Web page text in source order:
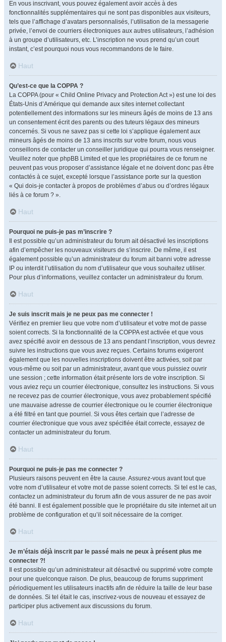
En vous inscrivant, vous pouvez également avoir accès à des
fonctionnalités supplémentaires qui ne sont pas disponibles aux visiteurs,
tels que l’affichage d’avatars personnalisés, l’utilisation de la messagerie
privée, l’envoi de courriers électroniques aux autres utilisateurs, l’adhésion
à un groupe d’utilisateurs, etc. L’inscription ne vous prend qu’un court
instant, c’est pourquoi nous vous recommandons de le faire.
Haut
Qu’est-ce que la COPPA ?
La COPPA (pour « Child Online Privacy and Protection Act ») est une loi des
États-Unis d’Amérique qui demande aux sites internet collectant
potentiellement des informations sur les mineurs âgés de moins de 13 ans
un consentement écrit des parents ou des tuteurs légaux des mineurs
concernés. Si vous ne savez pas si cette loi s’applique également aux
mineurs âgés de moins de 13 ans inscrits sur votre forum, nous vous
conseillons de contacter un conseiller juridique qui pourra vous renseigner.
Veuillez noter que phpBB Limited et que les propriétaires de ce forum ne
peuvent pas vous proposer d’assistance légale et ne doivent donc pas être
contactés à ce sujet, excepté lorsque l’assistance porte sur la question
« Qui dois-je contacter à propos de problèmes d’abus ou d’ordres légaux
liés à ce forum ? ».
Haut
Pourquoi ne puis-je pas m’inscrire ?
Il est possible qu’un administrateur du forum ait désactivé les inscriptions
afin d’empêcher les nouveaux visiteurs de s’inscrire. De même, il est
également possible qu’un administrateur du forum ait banni votre adresse
IP ou interdit l’utilisation du nom d’utilisateur que vous souhaitez utiliser.
Pour plus d’informations, veuillez contacter un administrateur du forum.
Haut
Je suis inscrit mais je ne peux pas me connecter !
Vérifiez en premier lieu que votre nom d’utilisateur et votre mot de passe
soient corrects. Si la fonctionnalité de la COPPA est activée et que vous
avez spécifié avoir en dessous de 13 ans pendant l’inscription, vous devrez
suivre les instructions que vous avez reçues. Certains forums exigeront
également que les nouvelles inscriptions doivent être activées, soit par
vous-même ou soit par un administrateur, avant que vous puissiez ouvrir
une session ; cette information était présente lors de votre inscription. Si
vous aviez reçu un courrier électronique, consultez les instructions. Si vous
ne recevez pas de courrier électronique, vous avez probablement spécifié
une mauvaise adresse de courrier électronique ou le courrier électronique
a été filtré en tant que pourriel. Si vous êtes certain que l’adresse de
courrier électronique que vous avez spécifiée était correcte, essayez de
contacter un administrateur du forum.
Haut
Pourquoi ne puis-je pas me connecter ?
Plusieurs raisons peuvent en être la cause. Assurez-vous avant tout que
votre nom d’utilisateur et votre mot de passe soient corrects. Si tel est le cas,
contactez un administrateur du forum afin de vous assurer de ne pas avoir
été banni. Il est également possible que le propriétaire du site internet ait un
problème de configuration et qu’il soit nécessaire de la corriger.
Haut
Je m’étais déjà inscrit par le passé mais ne peux à présent plus me
connecter ?!
Il est possible qu’un administrateur ait désactivé ou supprimé votre compte
pour une quelconque raison. De plus, beaucoup de forums suppriment
périodiquement les utilisateurs inactifs afin de réduire la taille de leur base
de données. Si tel était le cas, inscrivez-vous de nouveau et essayez de
participer plus activement aux discussions du forum.
Haut